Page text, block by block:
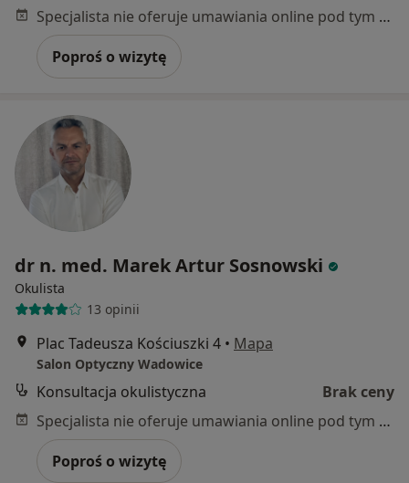
Specjalista nie oferuje umawiania online pod tym adresem.
Poproś o wizytę
dr n. med. Marek Artur Sosnowski
Okulista
13 opinii
Plac Tadeusza Kościuszki 4 • Mapa
Salon Optyczny Wadowice
Konsultacja okulistyczna
Brak ceny
Specjalista nie oferuje umawiania online pod tym adresem.
Poproś o wizytę